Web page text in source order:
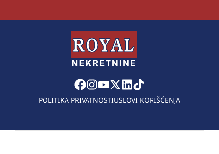
POLITIKA PRIVATNOSTIUSLOVI KORIŠĆENJA